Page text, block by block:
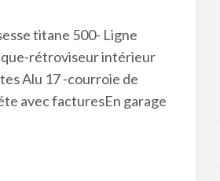
titane 500- Ligne
rétroviseur intérieur
Alu 17 -courroie de
avec facturesEn garage